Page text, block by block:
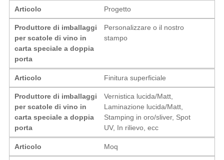
Articolo Progetto
Produttore di imballaggi
per scatole di vino in
carta speciale a doppia
porta
Personalizzare o il nostro
stampo
Articolo Finitura superficiale
Produttore di imballaggi
per scatole di vino in
carta speciale a doppia
porta
Vernistica lucida/Matt,
Laminazione lucida/Matt,
Stamping in oro/sliver, Spot
UV, In rilievo, ecc
Articolo Moq